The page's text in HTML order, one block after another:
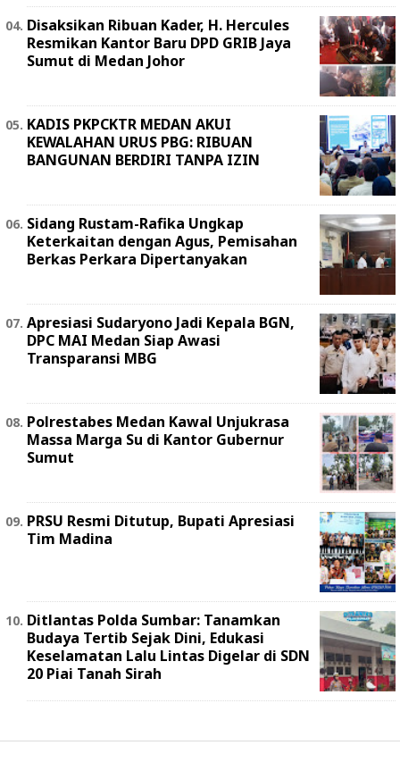
Disaksikan Ribuan Kader, H. Hercules
Resmikan Kantor Baru DPD GRIB Jaya
Sumut di Medan Johor
KADIS PKPCKTR MEDAN AKUI
KEWALAHAN URUS PBG: RIBUAN
BANGUNAN BERDIRI TANPA IZIN
Sidang Rustam-Rafika Ungkap
Keterkaitan dengan Agus, Pemisahan
Berkas Perkara Dipertanyakan
Apresiasi Sudaryono Jadi Kepala BGN,
DPC MAI Medan Siap Awasi
Transparansi MBG
Polrestabes Medan Kawal Unjukrasa
Massa Marga Su di Kantor Gubernur
Sumut
PRSU Resmi Ditutup, Bupati Apresiasi
Tim Madina
Ditlantas Polda Sumbar: Tanamkan
Budaya Tertib Sejak Dini, Edukasi
Keselamatan Lalu Lintas Digelar di SDN
20 Piai Tanah Sirah